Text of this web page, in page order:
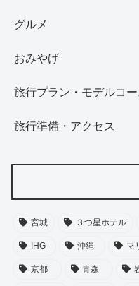
グルメ
おみやげ
旅行プラン・モデルコー
旅行準備・アクセス
宮城 ３つ星ホテル
IHG 沖縄 マ
京都 青森